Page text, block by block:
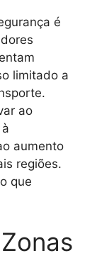
é
limitado a
ao
aumento
regiões.
que